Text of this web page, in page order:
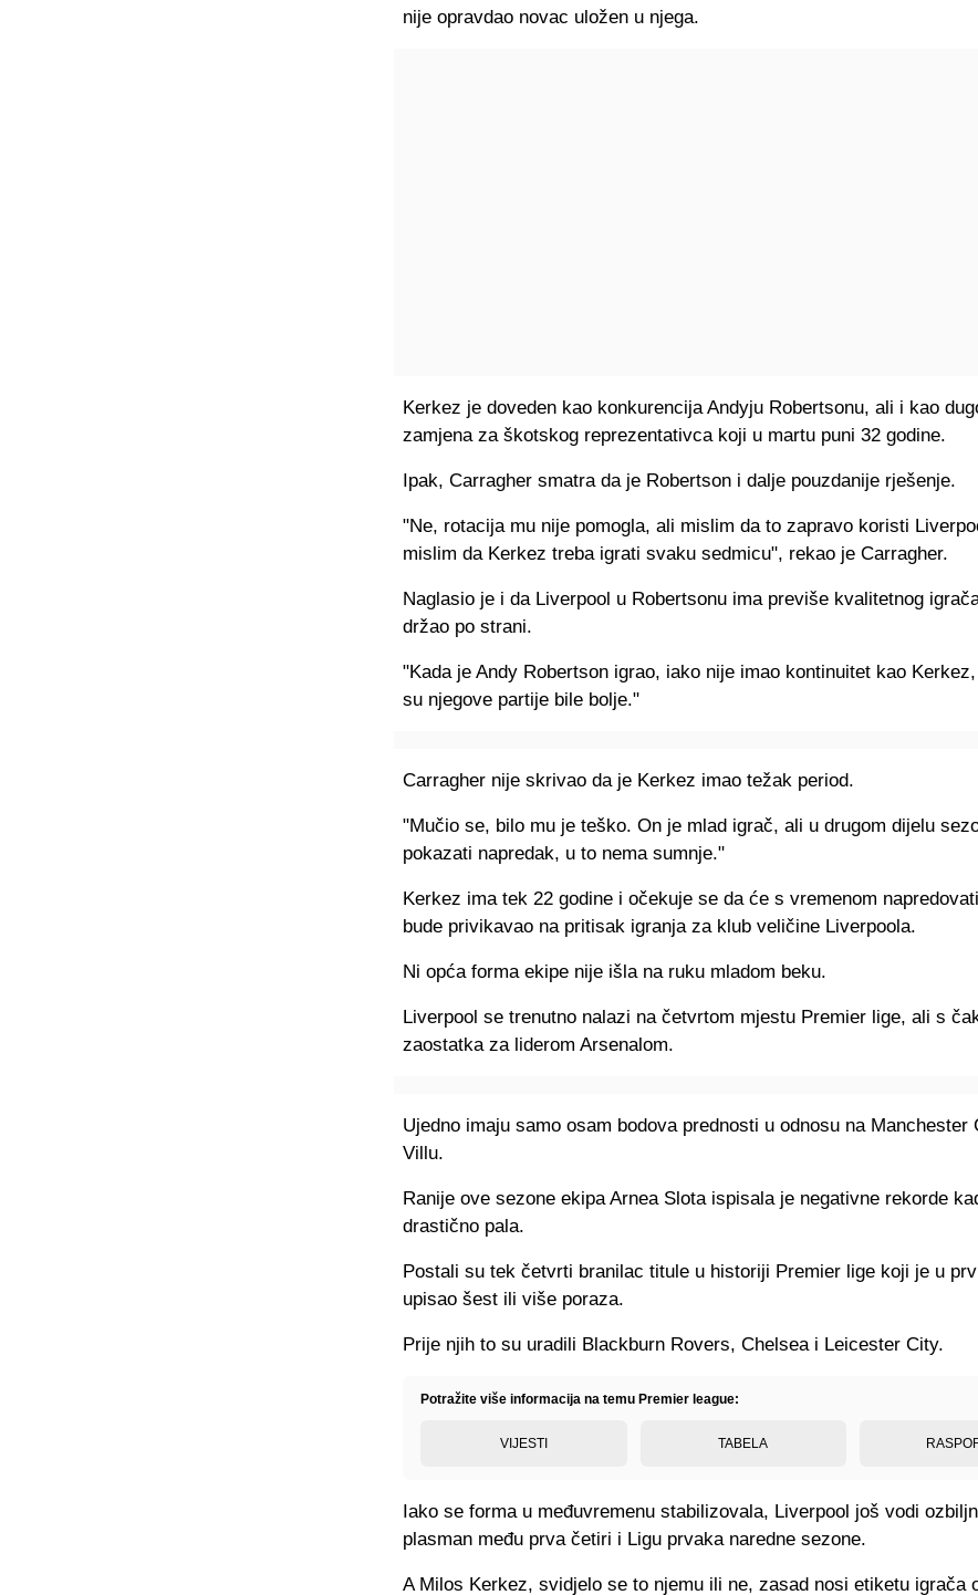
nije opravdao novac uložen u njega.
Kerkez je doveden kao konkurencija Andyju Robertsonu, ali i kao
zamjena za škotskog reprezentativca koji u martu puni 32 godine.
Ipak, Carragher smatra da je Robertson i dalje pouzdanije rješenje.
"Ne, rotacija mu nije pomogla, ali mislim da to zapravo koristi
mislim da Kerkez treba igrati svaku sedmicu", rekao je Carragher.
Naglasio je i da Liverpool u Robertsonu ima previše kvalitetnog
držao po strani.
"Kada je Andy Robertson igrao, iako nije imao kontinuitet kao
su njegove partije bile bolje."
Carragher nije skrivao da je Kerkez imao težak period.
"Mučio se, bilo mu je teško. On je mlad igrač, ali u drugom dijelu
pokazati napredak, u to nema sumnje."
Kerkez ima tek 22 godine i očekuje se da će s vremenom
bude privikavao na pritisak igranja za klub veličine Liverpoola.
Ni opća forma ekipe nije išla na ruku mladom beku.
Liverpool se trenutno nalazi na četvrtom mjestu Premier lige, ali s
zaostatka za liderom Arsenalom.
Ujedno imaju samo osam bodova prednosti u odnosu na Manchester
Villu.
Ranije ove sezone ekipa Arnea Slota ispisala je negativne rekorde
drastično pala.
Postali su tek četvrti branilac titule u historiji Premier lige koji je u
upisao šest ili više poraza.
Prije njih to su uradili Blackburn Rovers, Chelsea i Leicester City.
Potražite više informacija na temu Premier league:
VIJESTI TABELA
Iako se forma u međuvremenu stabilizovala, Liverpool još vodi
plasman među prva četiri i Ligu prvaka naredne sezone.
A Milos Kerkez, svidjelo se to njemu ili ne, zasad nosi etiketu igrača